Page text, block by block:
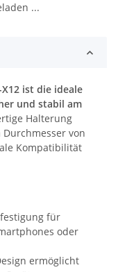
...
ist die ideale
und stabil am
Halterung
von
Kompatibilität
für
oder
ermöglicht